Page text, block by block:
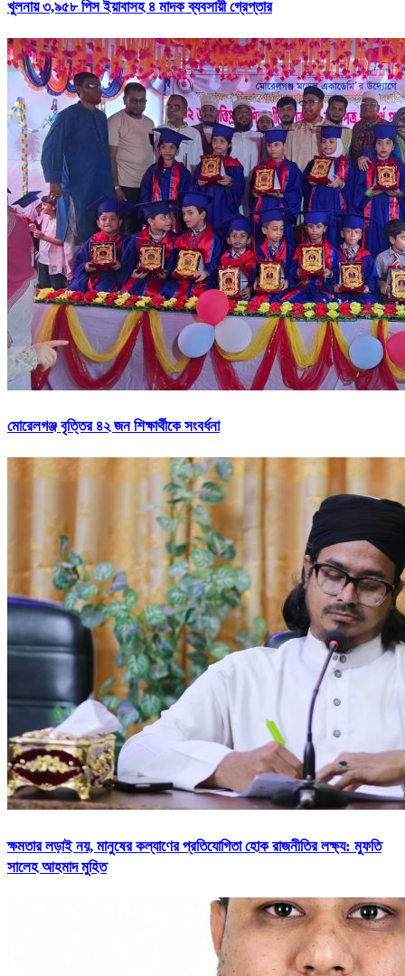
খুলনায় ৩,৯৫৮ পিস ইয়াবাসহ ৪ মাদক ব্যবসায়ী গ্রেপ্তার
মোরেলগঞ্জ বৃত্তির ৪২ জন শিক্ষার্থীকে সংবর্ধনা
ক্ষমতার লড়াই নয়, মানুষের কল্যাণের প্রতিযোগিতা হোক রাজনীতির লক্ষ্য: মুফতি
সালেহ আহমাদ মুহিত